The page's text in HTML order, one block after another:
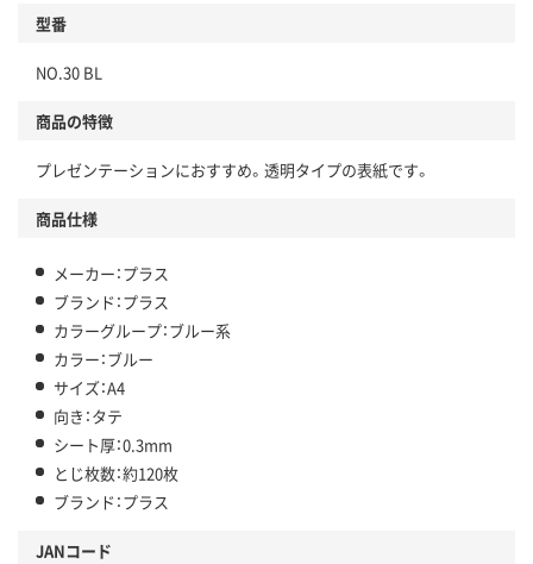
型番
NO.30 BL
商品の特徴
プレゼンテーションにおすすめ。透明タイプの表紙です。
商品仕様
メーカー：プラス
ブランド：プラス
カラーグループ：ブルー系
カラー：ブルー
サイズ：A4
向き：タテ
シート厚：0.3mm
とじ枚数：約120枚
ブランド：プラス
JANコード